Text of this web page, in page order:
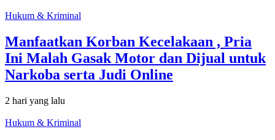
Hukum & Kriminal
Manfaatkan Korban Kecelakaan , Pria
Ini Malah Gasak Motor dan Dijual untuk
Narkoba serta Judi Online
2 hari yang lalu
Hukum & Kriminal